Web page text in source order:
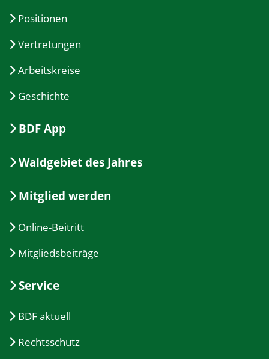
Positionen
Vertretungen
Arbeitskreise
Geschichte
BDF App
Waldgebiet des Jahres
Mitglied werden
Online-Beitritt
Mitgliedsbeiträge
Service
BDF aktuell
Rechtsschutz